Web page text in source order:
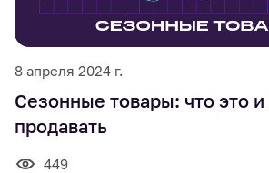
8 апреля 2024 г.
Сезонные товары: что это и
продавать
449